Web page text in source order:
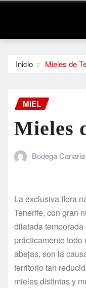
Inicio Mieles de
MIEL
Mieles
Bodega Canaria
La exclusiva flora
Tenerife, con gran
dilatada
prácticamente
abejas, son la
territorio tan
mieles distintas y